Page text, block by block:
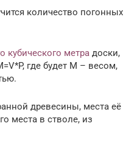
количество погонных
кубического метра доски,
где будет M – весом,
древесины, места её
места в стволе, из